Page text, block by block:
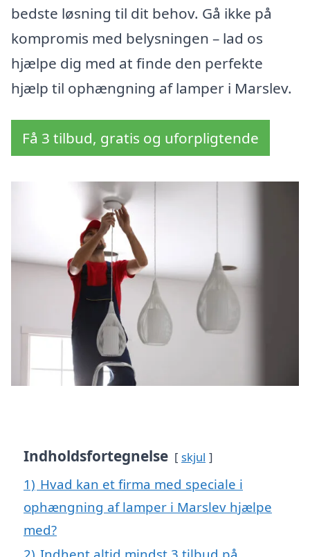
bedste løsning til dit behov. Gå ikke på
kompromis med belysningen – lad os
hjælpe dig med at finde den perfekte
hjælp til ophængning af lamper i Marslev.
Få 3 tilbud, gratis og uforpligtende
Indholdsfortegnelse skjul
1) Hvad kan et firma med speciale i
ophængning af lamper i Marslev hjælpe
med?